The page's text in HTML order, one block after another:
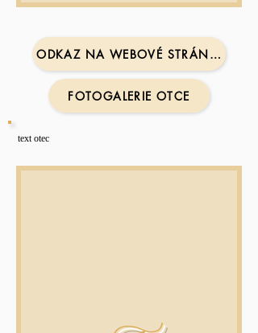
ODKAZ NA WEBOVÉ STRÁNKY OTCE
FOTOGALERIE OTCE
text otec